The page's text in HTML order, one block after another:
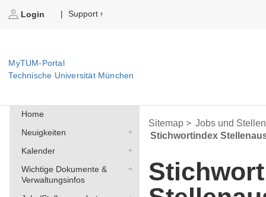
Login | Support
MyTUM-Portal
Technische Universität München
Home
Neuigkeiten
Kalender
Wichtige Dokumente &
Verwaltungsinfos
Sitemap > Jobs und
Stichwortindex